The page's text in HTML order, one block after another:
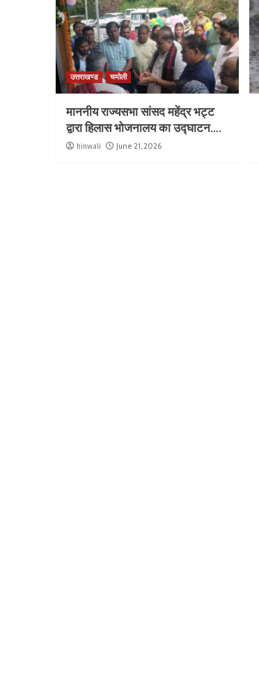
उत्तराखण्ड चमोली
माननीय राज्यसभा सांसद महेंद्र भट्ट
द्वारा हिलास भोजनालय का उद्घाटन….
hinwali June 21, 2026